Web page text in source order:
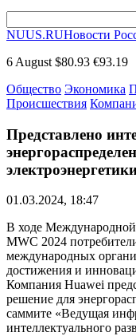
NUUS.RUНовости
6 August $80.93 €93.19
Общество Экономика
Происшествия
Представлено
01.03.2024, 18:47
В ходе
MWC 2024
международных
достижения и
Компания Huawei
решение для
саммите «Ведущая
интеллектуального